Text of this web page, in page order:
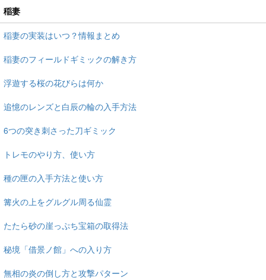
稲妻
稲妻の実装はいつ？情報まとめ
稲妻のフィールドギミックの解き方
浮遊する桜の花びらは何か
追憶のレンズと白辰の輪の入手方法
6つの突き刺さった刀ギミック
トレモのやり方、使い方
種の匣の入手方法と使い方
篝火の上をグルグル周る仙霊
たたら砂の崖っぷち宝箱の取得法
秘境「借景ノ館」への入り方
無相の炎の倒し方と攻撃パターン